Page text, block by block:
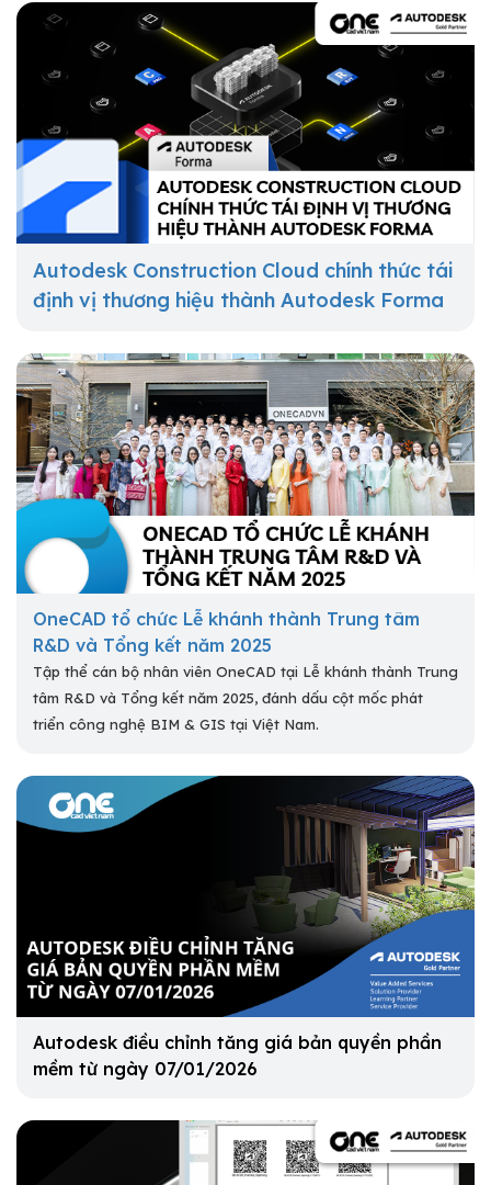
Autodesk Construction Cloud chính thức tái
định vị thương hiệu thành Autodesk Forma
OneCAD tổ chức Lễ khánh thành Trung tâm
R&D và Tổng kết năm 2025
Tập thể cán bộ nhân viên OneCAD tại Lễ khánh thành Trung
tâm R&D và Tổng kết năm 2025, đánh dấu cột mốc phát
triển công nghệ BIM & GIS tại Việt Nam.
Autodesk điều chỉnh tăng giá bản quyền phần
mềm từ ngày 07/01/2026